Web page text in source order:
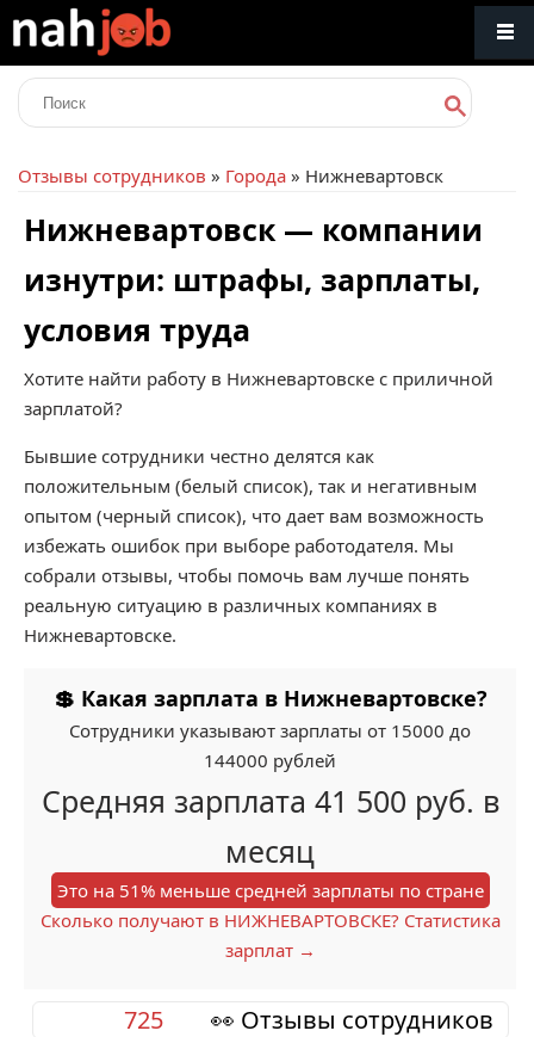
Отзывы сотрудников » Города » Нижневартовск
Нижневартовск — компании
изнутри: штрафы, зарплаты,
условия труда
Хотите найти работу в Нижневартовске с приличной
зарплатой?
Бывшие сотрудники честно делятся как
положительным (белый список), так и негативным
опытом (черный список), что дает вам возможность
избежать ошибок при выборе работодателя. Мы
собрали отзывы, чтобы помочь вам лучше понять
реальную ситуацию в различных компаниях в
Нижневартовске.
💲 Какая зарплата в Нижневартовске?
Сотрудники указывают зарплаты от 15000 до
144000 рублей
Средняя зарплата 41 500 руб. в
месяц
Это на 51% меньше средней зарплаты по стране
Сколько получают в НИЖНЕВАРТОВСКЕ? Статистика
зарплат →
👀 Отзывы сотрудников
725